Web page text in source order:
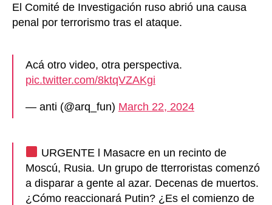
El Comité de Investigación ruso abrió una causa
penal por terrorismo tras el ataque.
Acá otro video, otra perspectiva.
pic.twitter.com/8ktqVZAKgi
— anti (@arq_fun) March 22, 2024
URGENTE l Masacre en un recinto de
Moscú, Rusia. Un grupo de tterroristas comenzó
a disparar a gente al azar. Decenas de muertos.
¿Cómo reaccionará Putin? ¿Es el comienzo de